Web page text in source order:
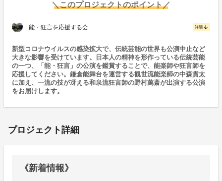
＼このプロジェクトのポイント／
能・狂言を応援する会 詳細 arrow_downward
新型コロナウイルスの感染拡大で、伝統芸能の世界も公演中止など
大きな影響を受けています。日本人の精神を形作っている伝統芸能
の一つ、「能・狂言」の公演を鑑賞することで、能楽師や狂言師を
応援してください。鎌倉能舞台を運営する観世流能楽師の中森貫太
に加え、一流の技が冴える和泉流狂言師の野村萬斎が出演する公演
をお届けします。
プロジェクト詳細
《新着情報》